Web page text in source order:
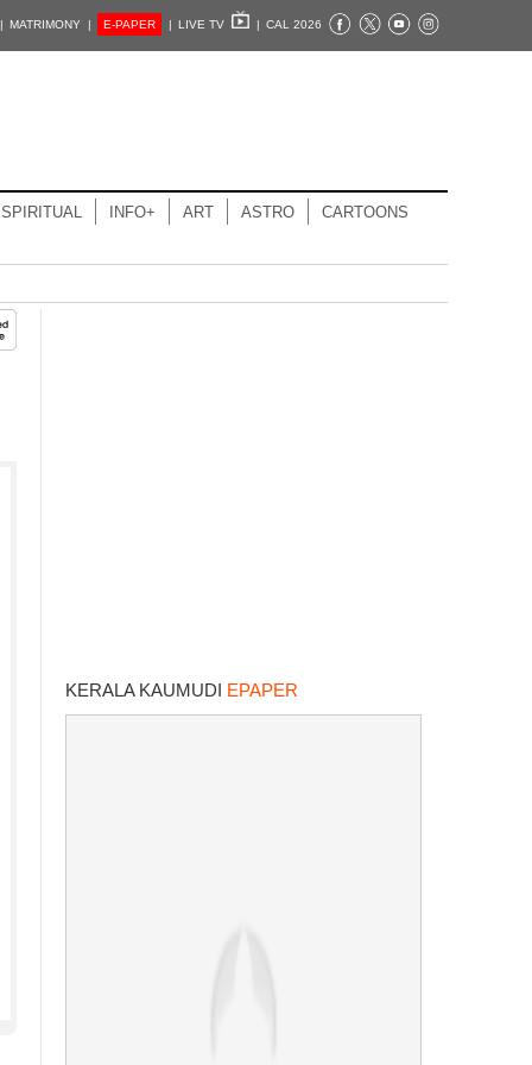
MATRIMONY | E-PAPER | LIVE TV | CAL 2026
SPIRITUAL INFO+ ART ASTRO CARTOONS
KERALA KAUMUDI EPAPER